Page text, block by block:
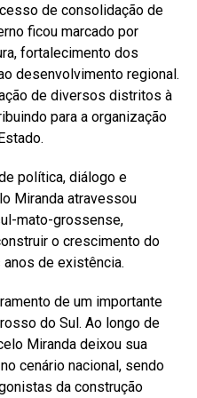
de consolidação de
ficou marcado por
fortalecimento dos
desenvolvimento regional.
de diversos distritos à
para a organização
política, diálogo e
Miranda atravessou
mato-grossense,
o crescimento do
de existência.
de um importante
do Sul. Ao longo de
Miranda deixou sua
cenário nacional, sendo
da construção